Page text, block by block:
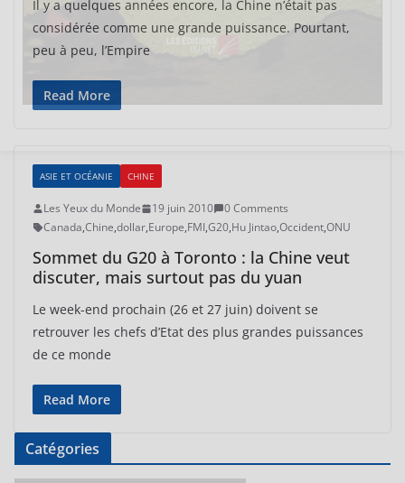
Il y a quelques années encore, la Chine n’était pas
considérée comme une grande puissance. Pourtant,
peu à peu, l’Empire
Read More
ASIE ET OCÉANIE CHINE
Les Yeux du Monde 19 juin 2010
0 Comments
Canada,Chine,dollar,Europe,FMI,G20,Hu Jintao,Occident,ONU
Sommet du G20 à Toronto : la Chine veut
discuter, mais surtout pas du yuan
Le week-end prochain (26 et 27 juin) doivent se
retrouver les chefs d’Etat des plus grandes puissances
de ce monde
Read More
Catégories